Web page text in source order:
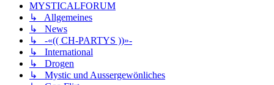
MYSTICALFORUM
↳ Allgemeines
↳ News
↳ -«(( CH-PARTYS ))»-
↳ International
↳ Drogen
↳ Mystic und Aussergewönliches